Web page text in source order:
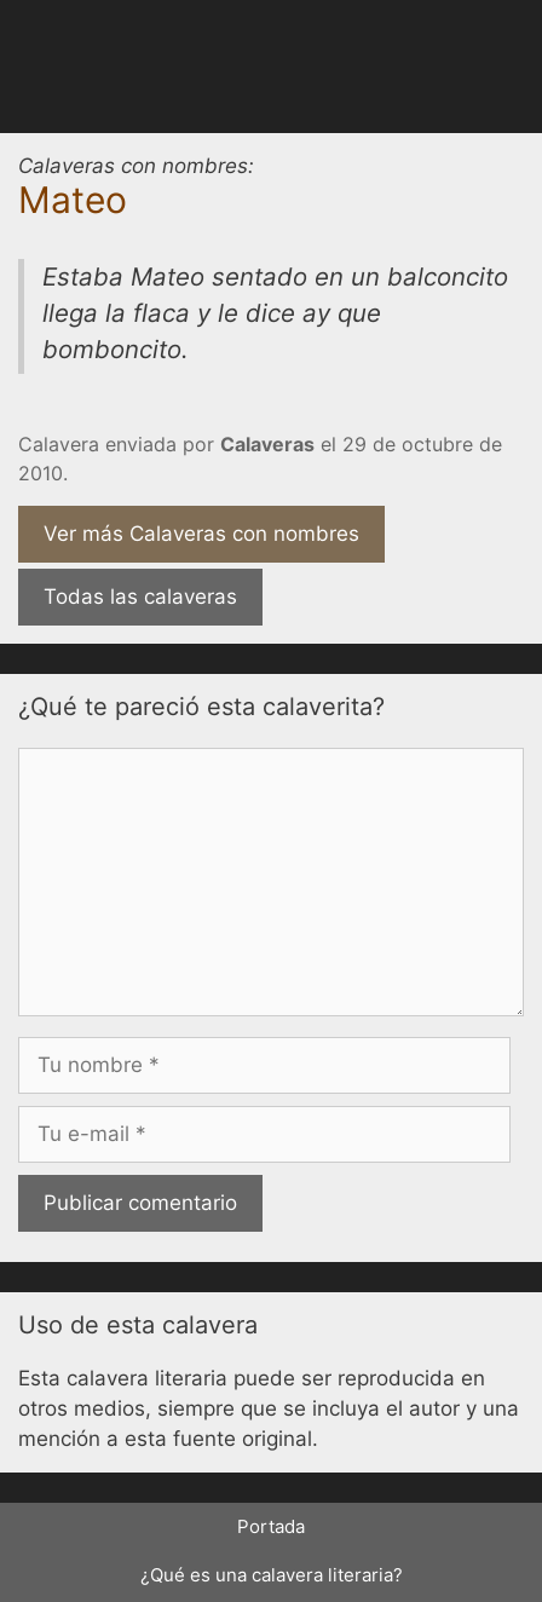
Calaveras con nombres:
Mateo
Estaba Mateo sentado en un balconcito
llega la flaca y le dice ay que
bomboncito.
Calavera enviada por Calaveras el 29 de octubre de
2010.
Ver más Calaveras con nombres
Todas las calaveras
¿Qué te pareció esta calaverita?
electrónico
Uso de esta calavera
Esta calavera literaria puede ser reproducida en
otros medios, siempre que se incluya el autor y una
mención a esta fuente original.
Portada
¿Qué es una calavera literaria?